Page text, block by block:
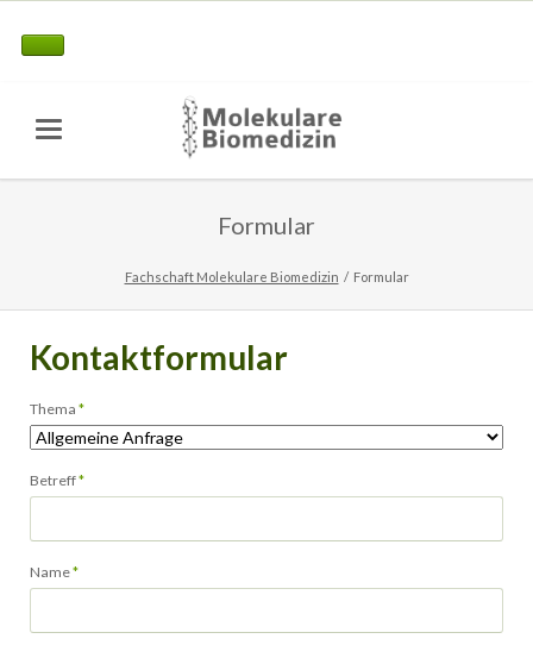
Formular
Fachschaft Molekulare Biomedizin Formular
Kontaktformular
Pflichtfeld
Thema *
Pflichtfeld
Betreff*
Pflichtfeld
Name*